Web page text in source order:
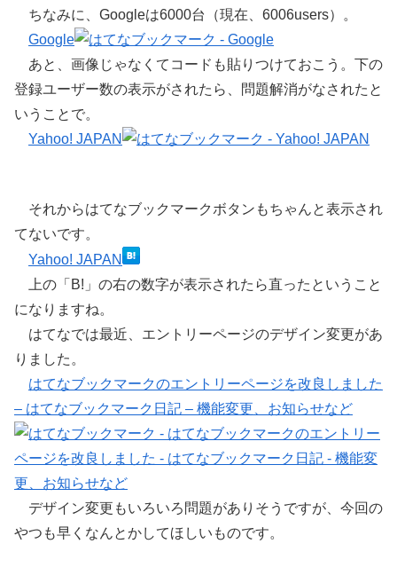
ちなみに、Googleは6000台（現在、6006users）。
Google
あと、画像じゃなくてコードも貼りつけておこう。下の
登録ユーザー数の表示がされたら、問題解消がなされたと
いうことで。
Yahoo! JAPAN
それからはてなブックマークボタンもちゃんと表示され
てないです。
Yahoo! JAPAN
上の「B!」の右の数字が表示されたら直ったということ
になりますね。
はてなでは最近、エントリーページのデザイン変更があ
りました。
はてなブックマークのエントリーページを改良しました
– はてなブックマーク日記 – 機能変更、お知らせなど
デザイン変更もいろいろ問題がありそうですが、今回の
やつも早くなんとかしてほしいものです。